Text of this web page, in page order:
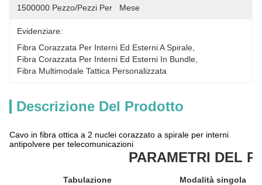
1500000 Pezzo/pezzi Per   Mese
Evidenziare:
Fibra Corazzata Per Interni Ed Esterni A Spirale
Fibra Corazzata Per Interni Ed Esterni In Bundle
Fibra Multimodale Tattica Personalizzata
Descrizione Del Prodotto
Cavo in fibra ottica a 2 nuclei corazzato a spirale per interni
antipolvere per telecomunicazioni
PARAMETRI DEL
Tabulazione Modalità singola